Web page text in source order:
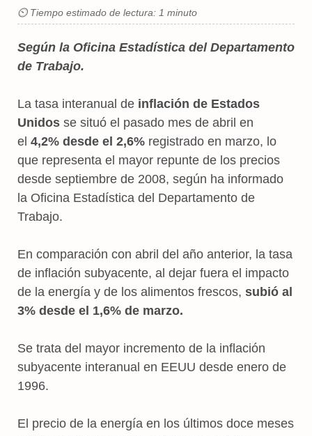
⏲ Tiempo estimado de lectura: 1 minuto
Según la Oficina Estadística del Departamento
de Trabajo.
La tasa interanual de inflación de Estados
Unidos se situó el pasado mes de abril en
el 4,2% desde el 2,6% registrado en marzo, lo
que representa el mayor repunte de los precios
desde septiembre de 2008, según ha informado
la Oficina Estadística del Departamento de
Trabajo.
En comparación con abril del año anterior, la tasa
de inflación subyacente, al dejar fuera el impacto
de la energía y de los alimentos frescos, subió al
3% desde el 1,6% de marzo.
Se trata del mayor incremento de la inflación
subyacente interanual en EEUU desde enero de
1996.
El precio de la energía en los últimos doce meses